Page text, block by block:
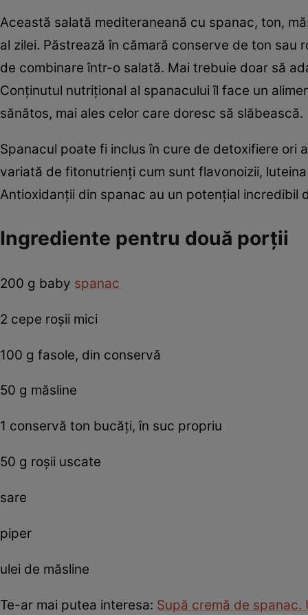
Această salată mediteraneană cu spanac, ton,
al zilei. Păstrează în cămară conserve de ton
de combinare într-o salată. Mai trebuie doar să
Conţinutul nutriţional al spanacului îl face un
sănătos, mai ales celor care doresc să slăbească.
Spanacul poate fi inclus în cure de detoxifiere ori
variată de fitonutrienţi cum sunt flavonoizii,
Antioxidanţii din spanac au un potenţial incredibil
Ingrediente pentru două porţii
200 g baby spanac
2 cepe roșii mici
100 g fasole, din conservă
50 g măsline
1 conservă ton bucăți, în suc propriu
50 g roșii uscate
sare
piper
ulei de măsline
Te-ar mai putea interesa: Supă cremă de